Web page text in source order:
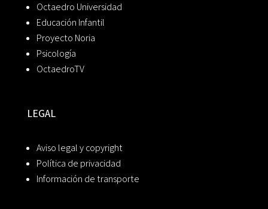
Octaedro Universidad
Educación Infantil
Proyecto Noria
Psicología
OctaedroTV
LEGAL
Aviso legal y copyright
Política de privacidad
Información de transporte